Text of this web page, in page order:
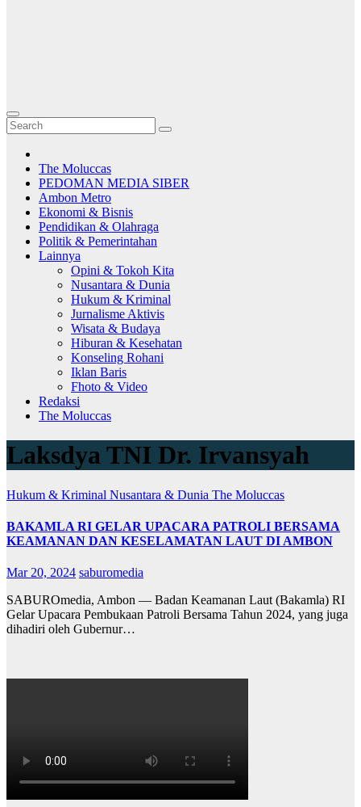
The Moluccas
PEDOMAN MEDIA SIBER
Ambon Metro
Ekonomi & Bisnis
Pendidikan & Olahraga
Politik & Pemerintahan
Lainnya
Opini & Tokoh Kita
Nusantara & Dunia
Hukum & Kriminal
Jurnalisme Aktivis
Wisata & Budaya
Hiburan & Kesehatan
Konseling Rohani
Iklan Baris
Fhoto & Video
Redaksi
The Moluccas
Laksdya TNI Dr. Irvansyah
Hukum & Kriminal Nusantara & Dunia The Moluccas
BAKAMLA RI GELAR UPACARA PATROLI BERSAMA
KEAMANAN DAN KESELAMATAN LAUT DI AMBON
Mar 20, 2024 saburomedia
SABUROmedia, Ambon — Badan Keamanan Laut (Bakamla) RI
Gelar Upacara Pembukaan Patroli Bersama Tahun 2024, yang juga
dihadiri oleh Gubernur…